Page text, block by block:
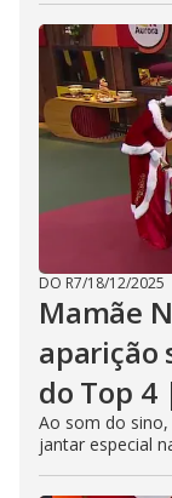
DO R7/18/12/2025
Mamãe
aparição
do Top 4
Ao som do sino,
jantar especial